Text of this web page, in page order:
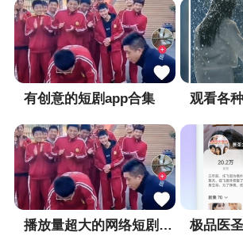
转场和特殊特效以此增强效果。
5、强大的编辑工具
强大且简单的编辑工具，可让
间轴中进行手动控制。
6、Beat Sync
将短片、转场和效果与你喜欢
音乐节奏同步。
7、速度工具
有创意的短剧app合集
播放量超大的网络短剧app合集